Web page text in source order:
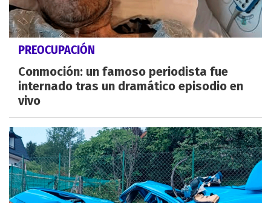
PREOCUPACIÓN
Conmoción: un famoso periodista fue
internado tras un dramático episodio en
vivo